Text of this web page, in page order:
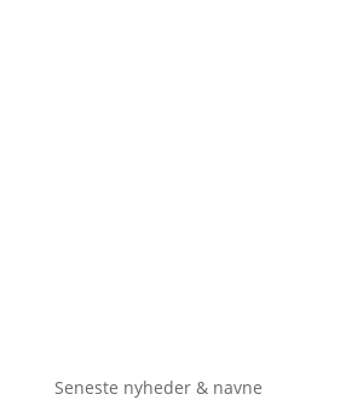
Seneste nyheder & navne